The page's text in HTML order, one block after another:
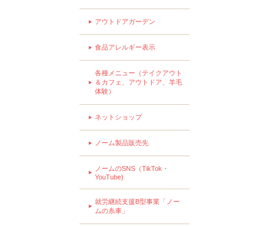
アウトドアガーデン
食品アレルギー表示
各種メニュー（テイクアウト
＆カフェ、アウトドア、羊毛
体験）
ネットショップ
ノーム製品販売先
ノームのSNS（TikTok・
YouTube)
就労継続支援B型事業「ノー
ムの糸車」